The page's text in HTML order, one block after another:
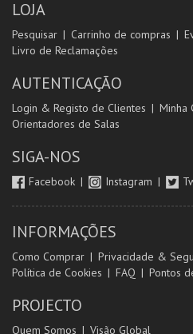
LOJA
Pesquisar Carrinho de compras
Livro de Reclamações
AUTENTICAÇÃO
Login & Registo de Clientes Minha
Orientadores de Salas
SIGA-NOS
Facebook Instagram
INFORMAÇÕES
Como Comprar Privacidade &
Política de Cookies
FAQ Pontos
PROJECTO
Quem Somos Visão Global